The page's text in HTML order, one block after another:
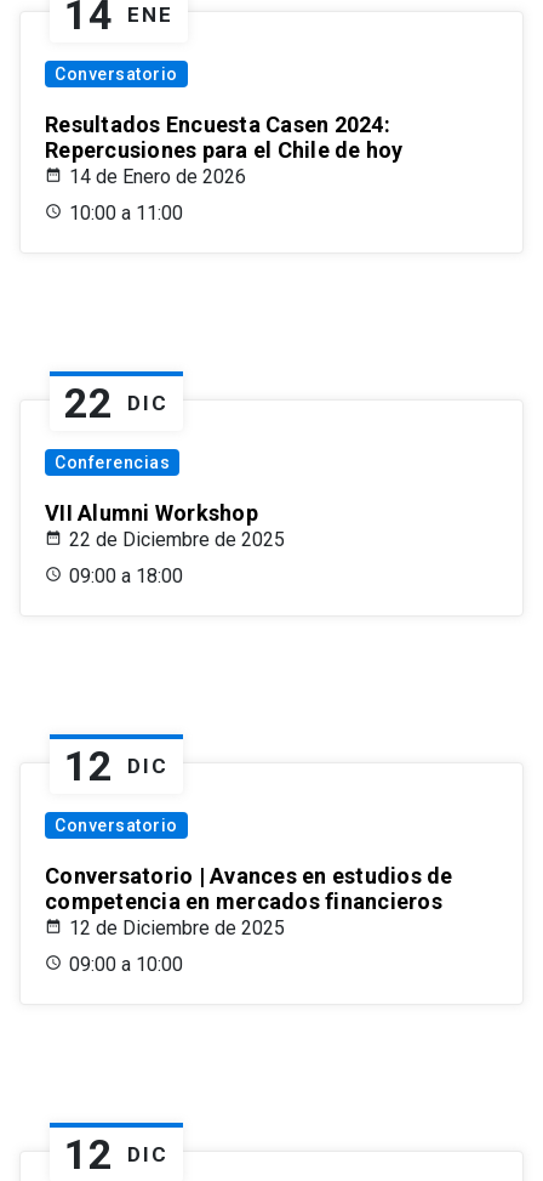
14 ENE
Conversatorio
Resultados Encuesta Casen 2024:
Repercusiones para el Chile de hoy
14 de Enero de 2026
10:00 a 11:00
22 DIC
Conferencias
VII Alumni Workshop
22 de Diciembre de 2025
09:00 a 18:00
12 DIC
Conversatorio
Conversatorio | Avances en estudios de
competencia en mercados financieros
12 de Diciembre de 2025
09:00 a 10:00
12 DIC